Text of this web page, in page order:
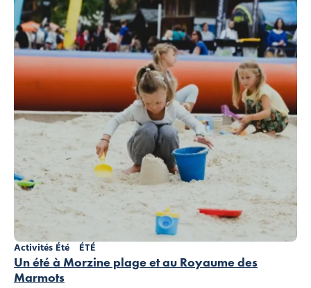
Un été à Morzine plage et au Royaume des
Marmots
Activités Été ÉTÉ